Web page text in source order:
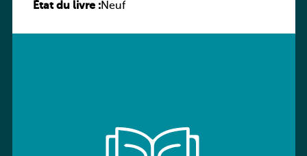
État du livre :Neuf